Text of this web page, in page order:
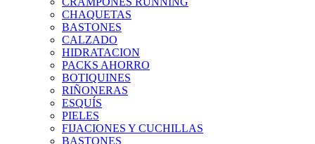
CHAQUETAS
BASTONES
CALZADO
HIDRATACION
PACKS AHORRO
BOTIQUINES
RIÑONERAS
ESQUÍS
PIELES
FIJACIONES Y CUCHILLAS
BASTONES